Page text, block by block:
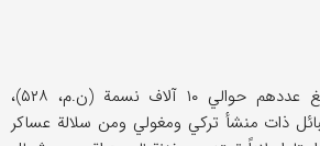
وهم مجموعة قومية يبلغ عددهم حوالي ۱۰ آلاف نسمة (ن.م، ۵۲۸)،
ذات منشأ تركي ومغولي ومن سلالة عساكر